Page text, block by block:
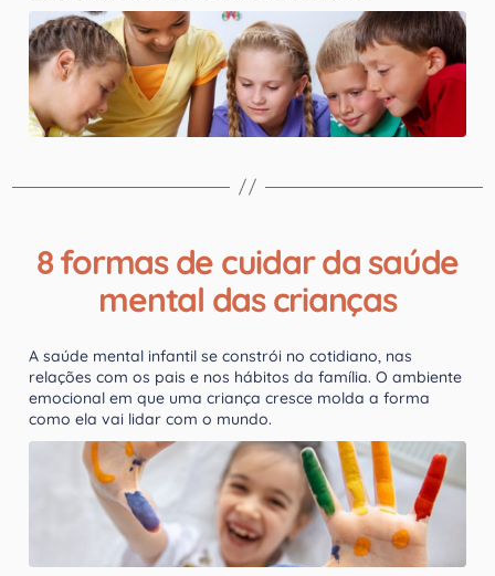
8 formas de cuidar da saúde
mental das crianças
A saúde mental infantil se constrói no cotidiano, nas
relações com os pais e nos hábitos da família. O ambiente
emocional em que uma criança cresce molda a forma
como ela vai lidar com o mundo.